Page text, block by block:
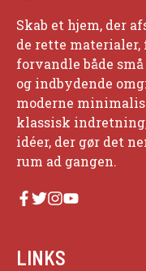
Skab et hjem, der
de rette materialer,
forvandle både
og indbydende
moderne
klassisk
idéer, der gør det
rum ad gangen.
LINKS